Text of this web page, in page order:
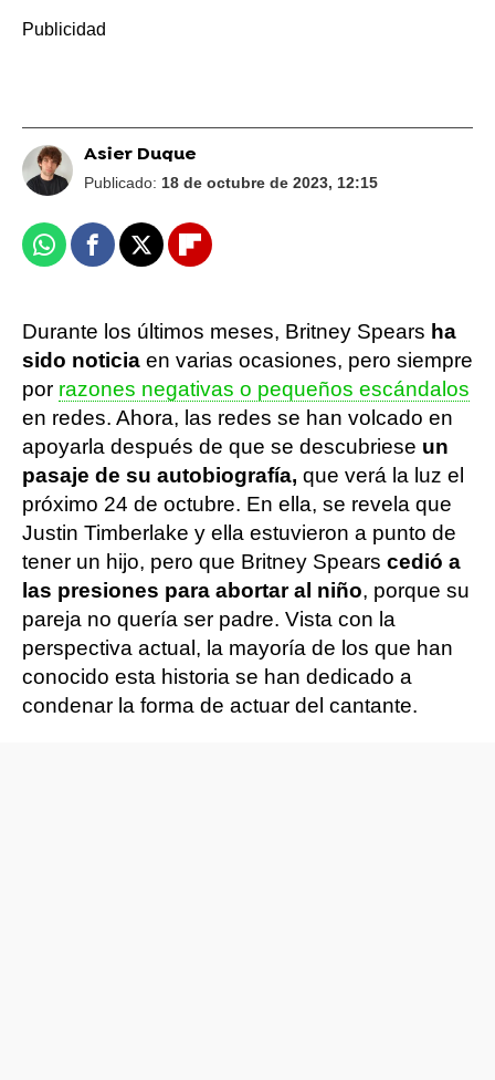
Asier Duque
Publicado: 18 de octubre de 2023, 12:15
WhatsappFacebook
X Flipboard
Durante los últimos meses, Britney Spears ha
sido noticia en varias ocasiones, pero siempre
por razones negativas o pequeños escándalos
en redes. Ahora, las redes se han volcado en
apoyarla después de que se descubriese un
pasaje de su autobiografía, que verá la luz el
próximo 24 de octubre. En ella, se revela que
Justin Timberlake y ella estuvieron a punto de
tener un hijo, pero que Britney Spears cedió a
las presiones para abortar al niño, porque su
pareja no quería ser padre. Vista con la
perspectiva actual, la mayoría de los que han
conocido esta historia se han dedicado a
condenar la forma de actuar del cantante.